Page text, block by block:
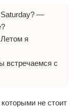
Saturday? —
я
встречаемся с
не стоит